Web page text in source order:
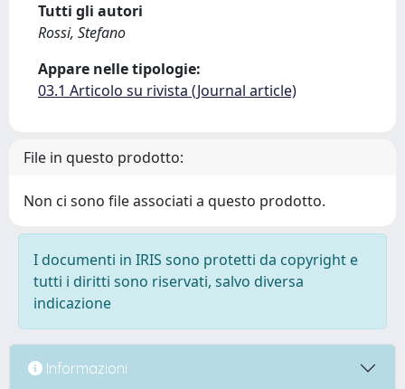
Tutti gli autori
Rossi, Stefano
Appare nelle tipologie:
03.1 Articolo su rivista (Journal article)
File in questo prodotto:
Non ci sono file associati a questo prodotto.
I documenti in IRIS sono protetti da copyright e
tutti i diritti sono riservati, salvo diversa
indicazione
Informazioni